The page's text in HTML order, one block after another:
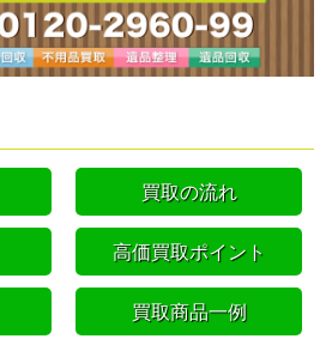
買取の流れ
高価買取ポイント
買取商品一例